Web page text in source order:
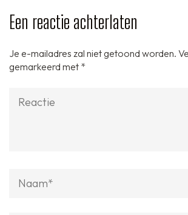
Een reactie achterlaten
Je e-mailadres zal niet getoond worden.
gemarkeerd met *